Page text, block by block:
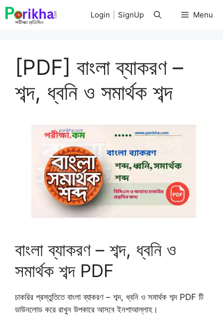
Skip
to
Menu
Login SignUp
[PDF] বাংলা ব্যাকরণ –
শব্দ, ধ্বনি ও সমার্থক শব্দ
বাংলা ব্যাকরণ – শব্দ, ধ্বনি ও
সমার্থক শব্দ PDF
চাকরির প্রস্তুতিতে বাংলা ব্যাকরণ – শব্দ, ধ্বনি ও সমার্থক শব্দ PDF টি
ডাউনলোড করে রাখুন উপকারে আসবে ইনশাআল্লাহ।